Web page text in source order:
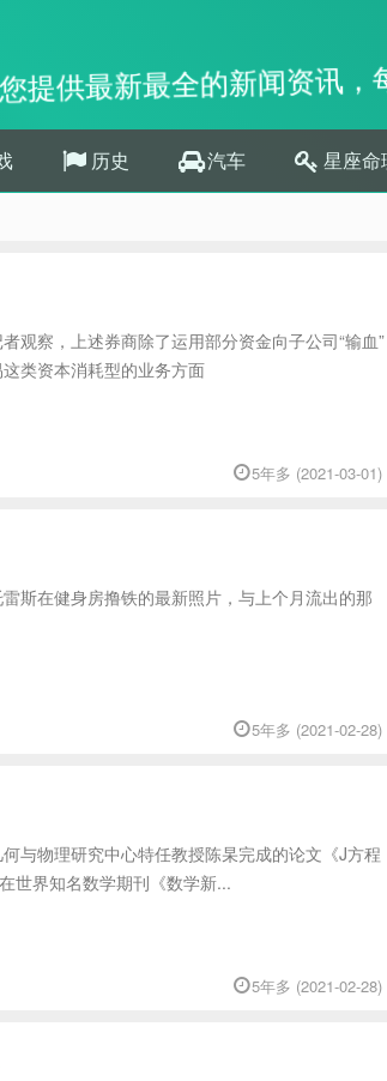
提供最新最全的新闻资讯，
历史 汽车 星座命
观察，上述券商除了运用部分资金向子公司“输血”
类资本消耗型的业务方面
5年多 (2021-03-01)
斯在健身房撸铁的最新照片，与上个月流出的那
5年多 (2021-02-28)
与物理研究中心特任教授陈杲完成的论文《J方程
世界知名数学期刊《数学新...
5年多 (2021-02-28)